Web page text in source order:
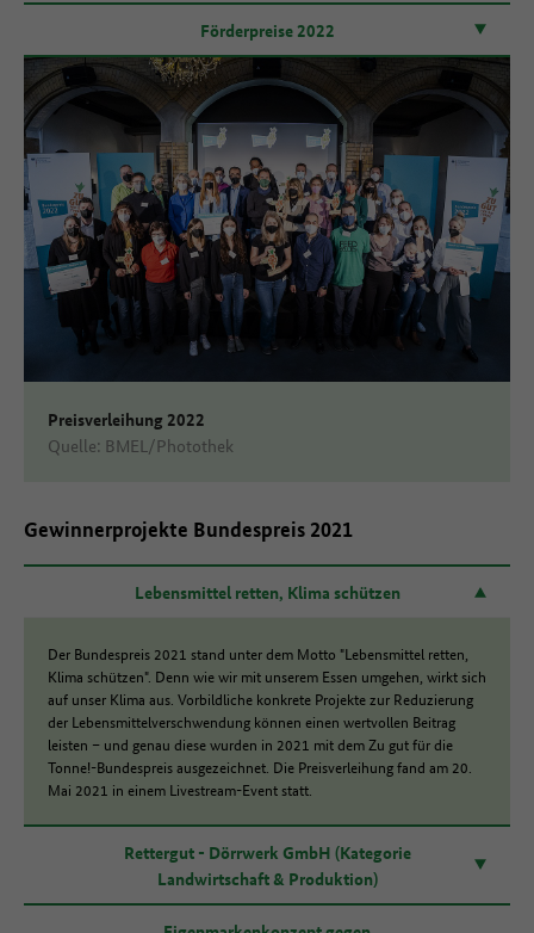
Förderpreise 2022
Preisverleihung 2022
Quelle: BMEL/Photothek
Gewinnerprojekte Bundespreis 2021
Lebensmittel retten, Klima schützen
Der Bundespreis 2021 stand unter dem Motto "Lebensmittel retten,
Klima schützen". Denn wie wir mit unserem Essen umgehen, wirkt sich
auf unser Klima aus. Vorbildliche konkrete Projekte zur Reduzierung
der Lebensmittelverschwendung können einen wertvollen Beitrag
leisten – und genau diese wurden in 2021 mit dem Zu gut für die
Tonne!-Bundespreis ausgezeichnet. Die Preisverleihung fand am 20.
Mai 2021 in einem Livestream-Event statt.
Rettergut - Dörrwerk GmbH (Kategorie
Landwirtschaft & Produktion)